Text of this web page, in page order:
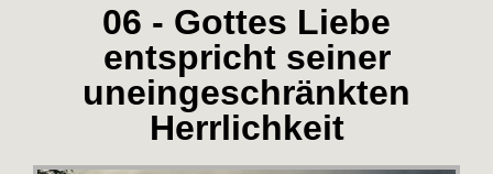
06 - Gottes Liebe
entspricht seiner
uneingeschränkten
Herrlichkeit